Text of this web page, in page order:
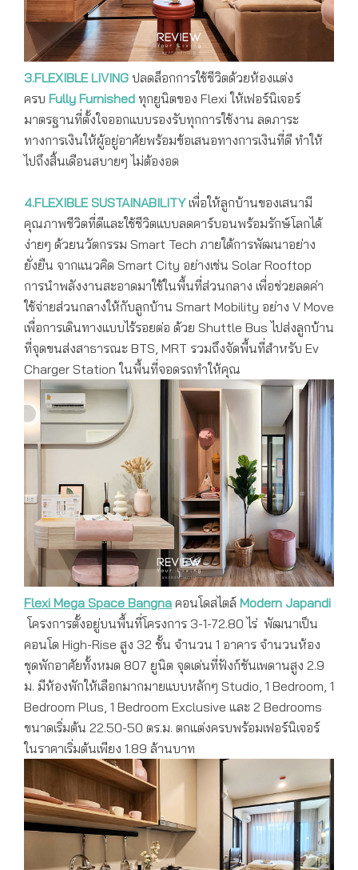
3.FLEXIBLE LIVING ปลดล็อกการใช้ชีวิตด้วยห้องแต่ง
ครบ Fully Furnished ทุกยูนิตของ Flexi ให้เฟอร์นิเจอร์
มาตรฐานที่ตั้งใจออกแบบรองรับทุกการใช้งาน ลดภาระ
ทางการเงินให้ผู้อยู่อาศัยพร้อมข้อเสนอทางการเงินที่ดี ทำให้
ไปถึงสิ้นเดือนสบายๆ ไม่ต้องอด
4.FLEXIBLE SUSTAINABILITYเพื่อให้ลูกบ้านของเสนามี
คุณภาพชีวิตที่ดีและใช้ชีวิตแบบลดคาร์บอนพร้อมรักษ์โลกได้
ง่ายๆ ด้วยนวัตกรรม Smart Tech ภายใต้การพัฒนาอย่าง
ยั่งยืน จากแนวคิด Smart City อย่างเช่น Solar Rooftop
การนำพลังงานสะอาดมาใช้ในพื้นที่ส่วนกลาง เพื่อช่วยลดค่า
ใช้จ่ายส่วนกลางให้กับลูกบ้าน Smart Mobility อย่าง V Move
เพื่อการเดินทางแบบไร้รอยต่อ ด้วย Shuttle Bus ไปส่งลูกบ้าน
ที่จุดขนส่งสาธารณะ BTS, MRT รวมถึงจัดพื้นที่สำหรับ Ev
Charger Station ในพื้นที่จอดรถทำให้คุณ
Flexi Mega Space Bangna คอนโดสไตล์ Modern Japandi
โครงการตั้งอยู่บนพื้นที่โครงการ 3-1-72.80 ไร่ พัฒนาเป็น
คอนโด High-Rise สูง 32 ชั้น จำนวน 1 อาคาร จำนวนห้อง
ชุดพักอาศัยทั้งหมด 807 ยูนิต จุดเด่นที่ฟังก์ชันเพดานสูง 2.9
ม. มีห้องพักให้เลือกมากมายแบบหลักๆ Studio, 1 Bedroom, 1
Bedroom Plus, 1 Bedroom Exclusive และ 2 Bedrooms
ขนาดเริ่มต้น 22.50-50 ตร.ม. ตกแต่งครบพร้อมเฟอร์นิเจอร์
ในราคาเริ่มต้นเพียง 1.89 ล้านบาท